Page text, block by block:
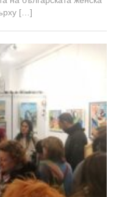
[…]